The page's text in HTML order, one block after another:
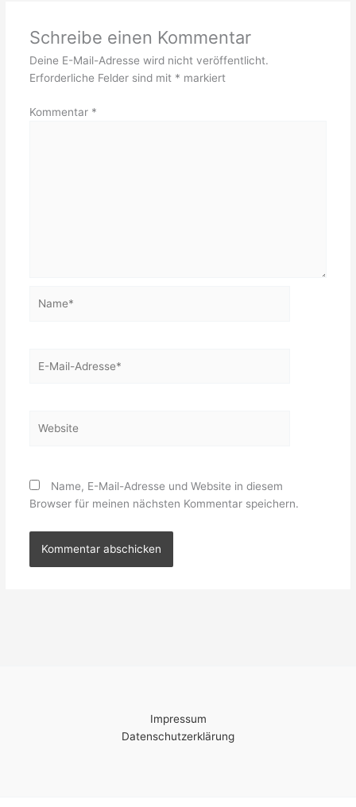
Schreibe einen Kommentar
Deine E-Mail-Adresse wird nicht veröffentlicht.
Erforderliche Felder sind mit * markiert
Kommentar *
Mail-
Name, E-Mail-Adresse und Website in diesem
Browser für meinen nächsten Kommentar speichern.
Impressum
Datenschutzerklärung